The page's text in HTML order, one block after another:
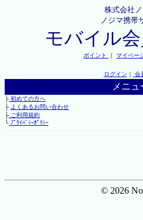
株式会社
ノジマ携帯
モバイル
ポイント ｜ マイペー
ログイン ｜ 会
メニュ
├初めての方へ
├ よくあるお問い合わせ
├ご利用規約
└ﾌﾟﾗｲﾊﾞｼｰﾎﾟﾘｼｰ
© 2026